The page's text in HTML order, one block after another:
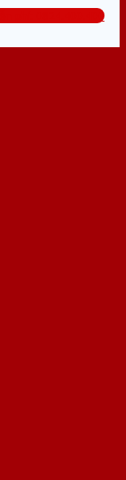
phí: 0824.400.400